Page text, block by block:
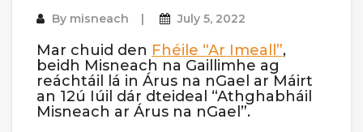
By misneach July 5, 2022
Mar chuid den Fhéile “Ar Imeall”,
beidh Misneach na Gaillimhe ag
reáchtáil lá in Árus na nGael ar Máirt
an 12ú Iúil dár dteideal “Athghabháil
Misneach ar Árus na nGael”.